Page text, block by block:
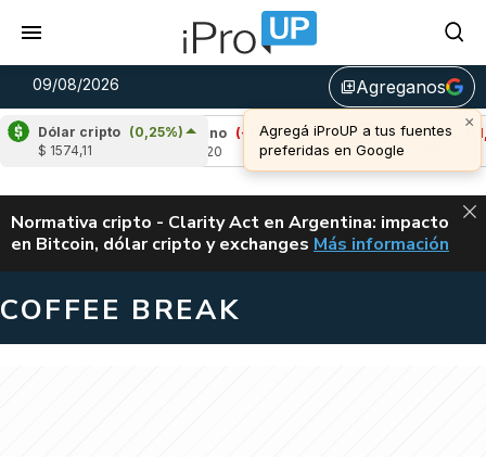
09/08/2026 library_addAgreganos
×
Agregá iProUP a tus fuentes
preferidas en Google
Dólar cripto (0,25%)
$ 1574,11
Cardano
(-1,54%)
Avalanche (-
u$s 6,46
ALERTA
Normativa cripto - Clarity Act en Argentina: impacto
en Bitcoin, dólar cripto y exchanges CLARITY ACT EN
Más información
COFFEE BREAK